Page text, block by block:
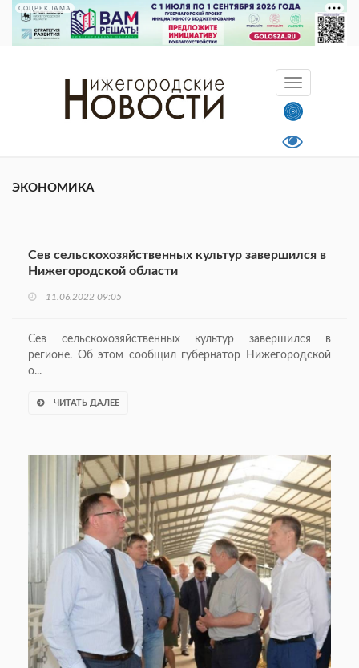
СОЦРЕКЛАМА
ЭКОНОМИКА
Сев сельскохозяйственных культур завершился в
Нижегородской области
11.06.2022 09:05
Сев сельскохозяйственных культур завершился в
регионе. Об этом сообщил губернатор Нижегородской
о...
ЧИТАТЬ ДАЛЕЕ